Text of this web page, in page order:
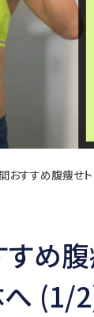
間おすすめ腹痩せ
すめ
へ (1/